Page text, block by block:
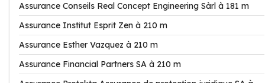
Assurance Conseils Real Concept Engineering Sàrl à 181 m
Assurance Institut Esprit Zen à 210 m
Assurance Esther Vazquez à 210 m
Assurance Financial Partners SA à 210 m